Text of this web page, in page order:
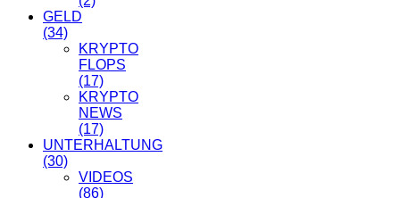
GELD
(34)
KRYPTO
FLOPS
(17)
KRYPTO
NEWS
(17)
UNTERHALTUNG
(30)
VIDEOS
(86)